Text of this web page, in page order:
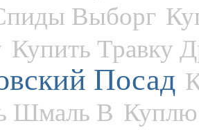
Выборг
Купить Травку
Посад
Шмаль В